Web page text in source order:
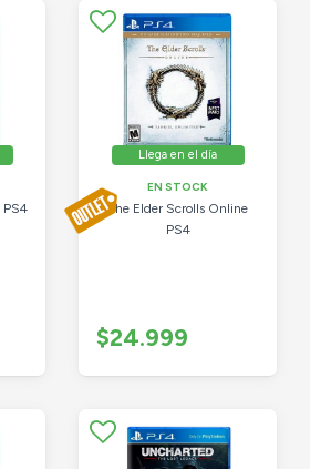
Llega en el día
EN STOCK
The Elder Scrolls Online
PS4
$24.999